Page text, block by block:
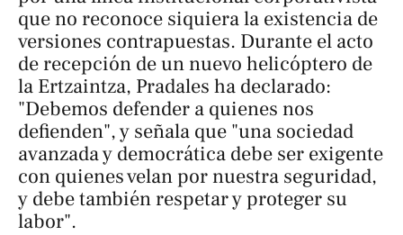
que no reconoce siquiera la existencia de
versiones contrapuestas. Durante el acto
de recepción de un nuevo helicóptero de
la Ertzaintza, Pradales ha declarado:
"Debemos defender a quienes nos
defienden", y señala que "una sociedad
avanzada y democrática debe ser exigente
con quienes velan por nuestra seguridad,
y debe también respetar y proteger su
labor".